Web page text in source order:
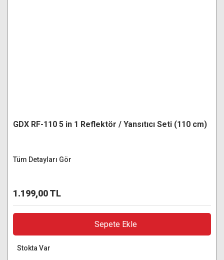
GDX RF-110 5 in 1 Reflektör / Yansıtıcı Seti (110 cm)
Tüm Detayları Gör
1.199,00 TL
Sepete Ekle
Stokta Var